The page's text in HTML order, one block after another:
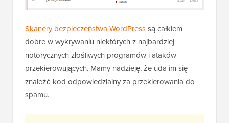
Skanery bezpieczeństwa WordPresssą całkiem
dobre w wykrywaniu niektórych z najbardziej
notorycznych złośliwych programów i ataków
przekierowujących. Mamy nadzieję, że uda im się
znaleźć kod odpowiedzialny za przekierowania do
spamu.